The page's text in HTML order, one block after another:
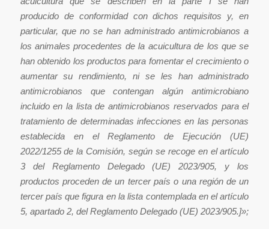
producido de conformidad con dichos requisitos y, en
particular, que no se han administrado antimicrobianos a
los animales procedentes de la acuicultura de los que se
han obtenido los productos para fomentar el crecimiento o
aumentar su rendimiento, ni se les han administrado
antimicrobianos que contengan algún antimicrobiano
incluido en la lista de antimicrobianos reservados para el
tratamiento de determinadas infecciones en las personas
establecida en el Reglamento de Ejecución (UE)
2022/1255 de la Comisión, según se recoge en el artículo
3 del Reglamento Delegado (UE) 2023/905, y los
productos proceden de un tercer país o una región de un
tercer país que figura en la lista contemplada en el artículo
5, apartado 2, del Reglamento Delegado (UE) 2023/905.]»;